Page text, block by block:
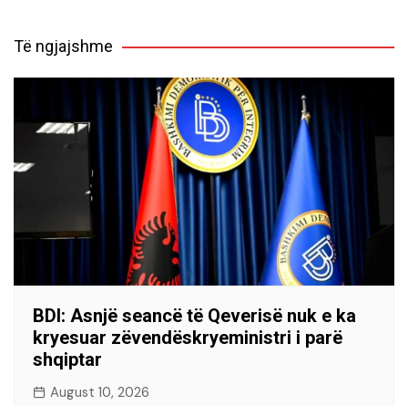
Të ngjajshme
BDI: Asnjë seancë të Qeverisë nuk e ka
kryesuar zëvendëskryeministri i parë
shqiptar
August 10, 2026